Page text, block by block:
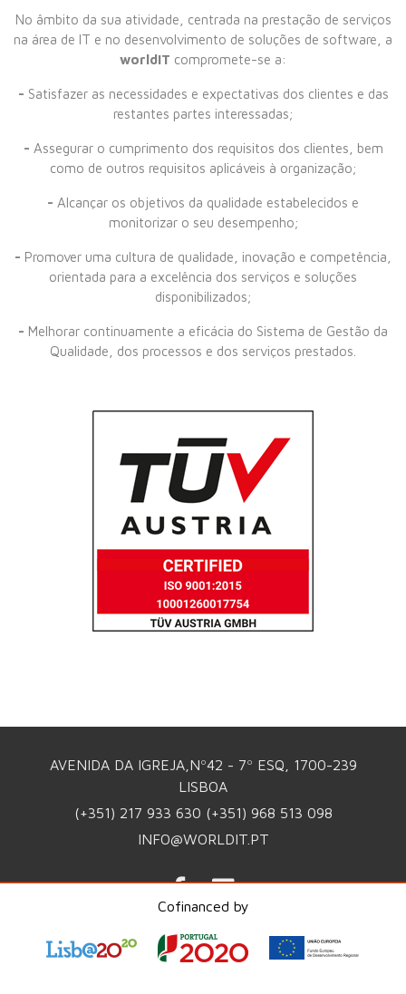
No âmbito da sua atividade, centrada na prestação de serviços
na área de IT e no desenvolvimento de soluções de software, a
worldIT compromete-se a:
- Satisfazer as necessidades e expectativas dos clientes e das
restantes partes interessadas;
- Assegurar o cumprimento dos requisitos dos clientes, bem
como de outros requisitos aplicáveis à organização;
- Alcançar os objetivos da qualidade estabelecidos e
monitorizar o seu desempenho;
- Promover uma cultura de qualidade, inovação e competência,
orientada para a excelência dos serviços e soluções
disponibilizados;
- Melhorar continuamente a eficácia do Sistema de Gestão da
Qualidade, dos processos e dos serviços prestados.
Cofinanced by
AVENIDA DA IGREJA,Nº42 - 7º ESQ, 1700-239
LISBOA
(+351) 217 933 630 (+351) 968 513 098
INFO@WORLDIT.PT